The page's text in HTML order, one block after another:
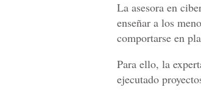
La asesora en
enseñar a los
comportarse en
Para ello, la
ejecutado